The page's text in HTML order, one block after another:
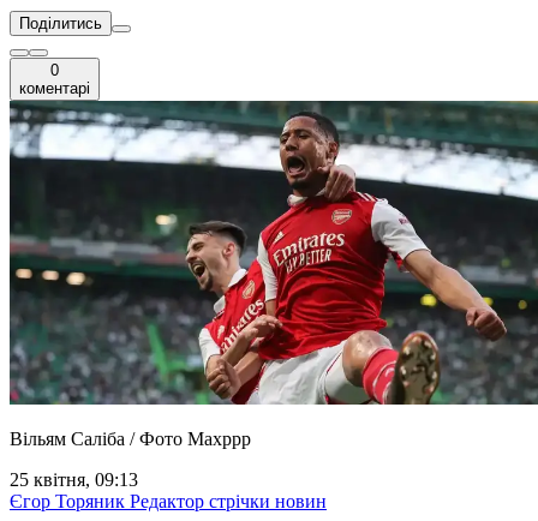
Поділитись
0
коментарі
Вільям Саліба / Фото Maxppp
25 квітня, 09:13
Єгор Торяник Редактор стрічки новин